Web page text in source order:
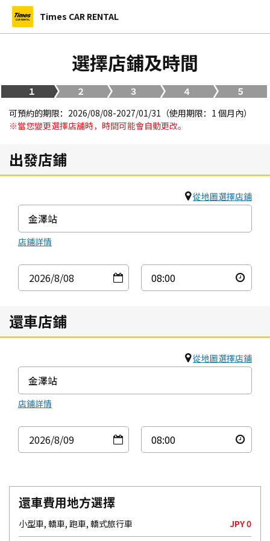
Times CAR RENTAL
選擇店鋪及時間
１ ２ ３ ４
５
可預約的期限：2026/08/08-2027/01/31（使用期限：1 個月內）
※當您變更選擇店舖時，時間可能會自動更改。
出發店鋪
從地圖選擇店鋪
店鋪詳情
2026/8/08
還車店鋪
從地圖選擇店鋪
店鋪詳情
2026/8/09
還車費用地方選擇
小型車, 轎車, 跑車, 轎式旅行車 JPY 0